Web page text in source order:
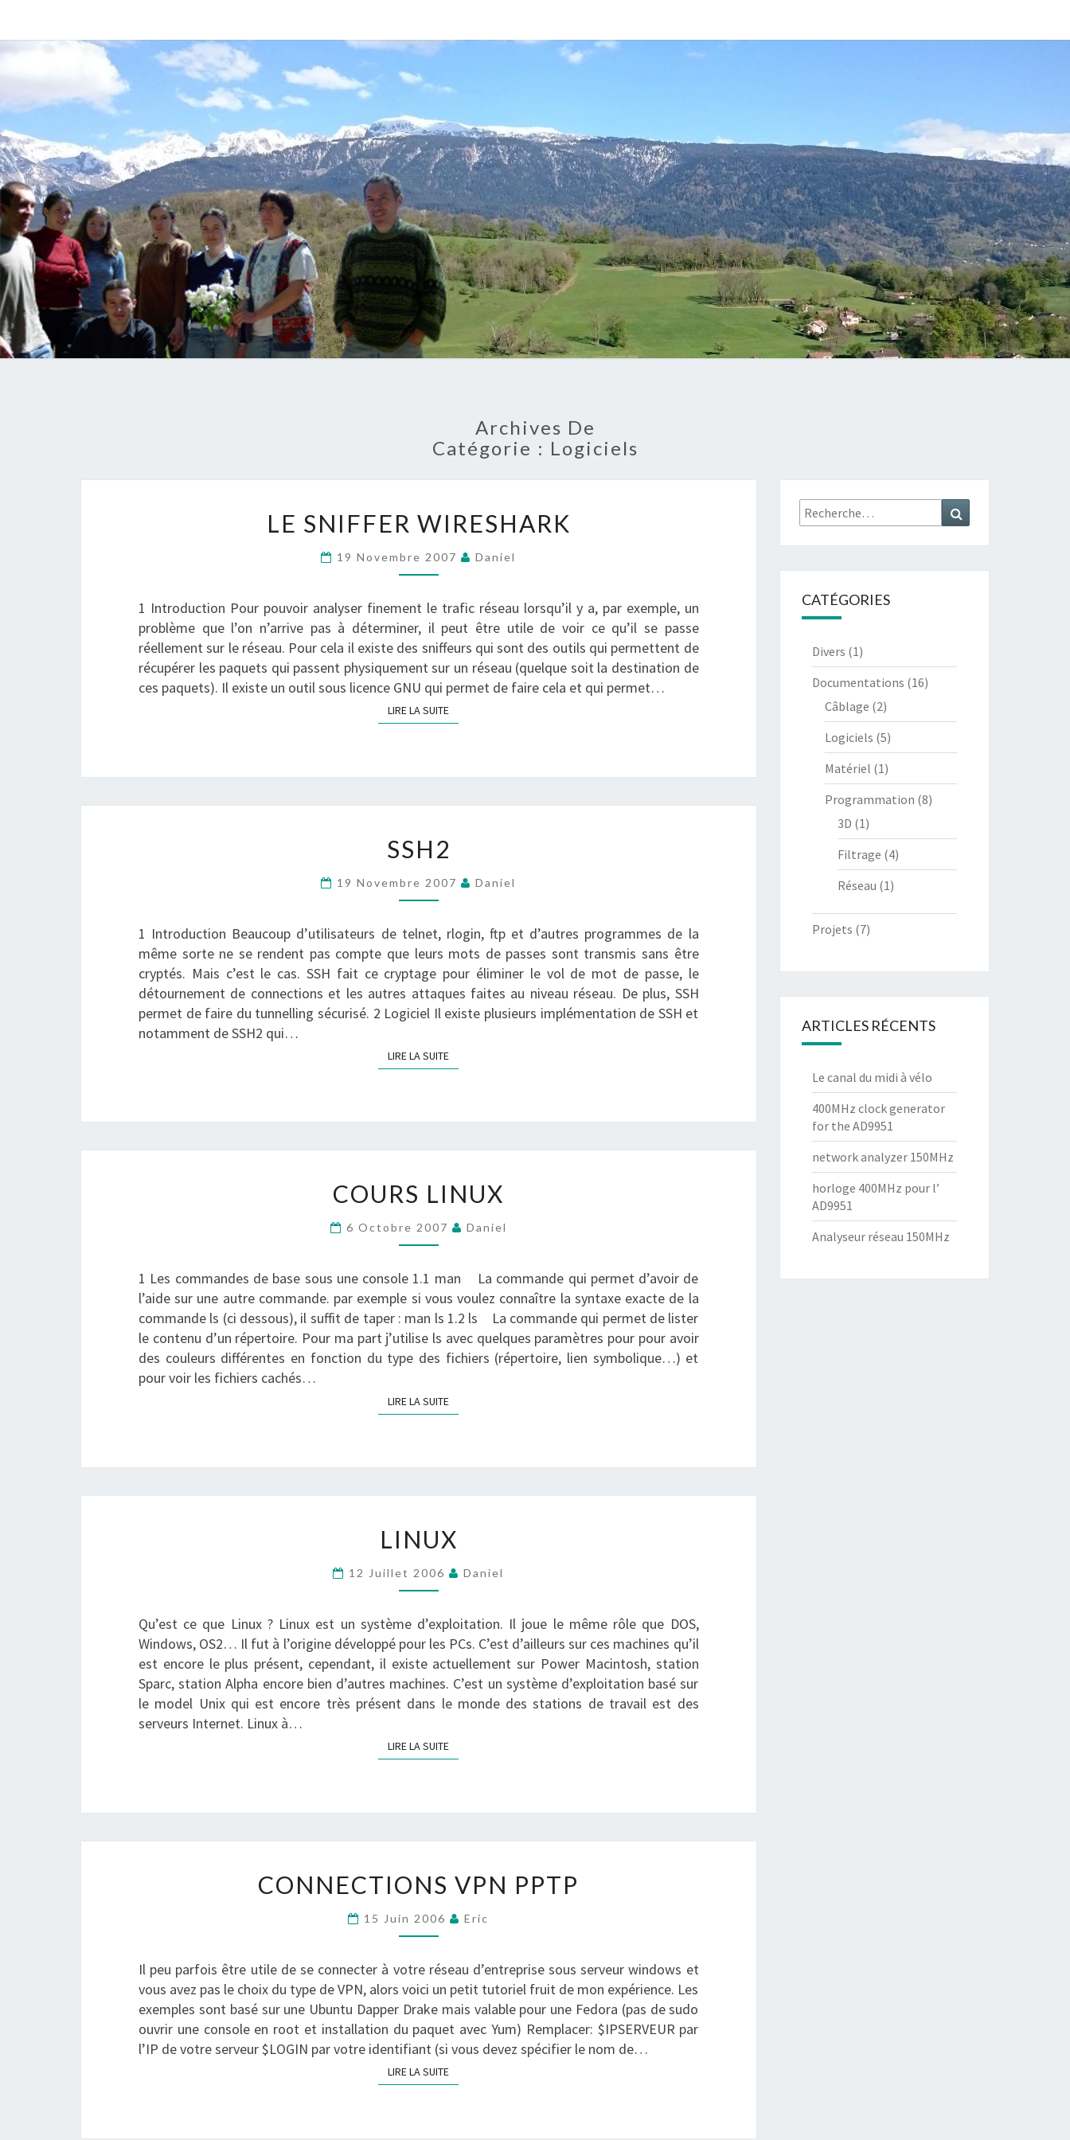
Archives De
Catégorie : Logiciels
SNIFFER
?
LE SNIFFER WIRESHARK
19 Novembre 2007 Daniel
1 Introduction Pour pouvoir analyser finement le trafic réseau lorsqu’il y a, par exemple, un
problème que l’on n’arrive pas à déterminer, il peut être utile de voir ce qu’il se passe
réellement sur le réseau. Pour cela il existe des sniffeurs qui sont des outils qui permettent de
récupérer les paquets qui passent physiquement sur un réseau (quelque soit la destination de
ces paquets). Il existe un outil sous licence GNU qui permet de faire cela et qui permet…
LIRE LA SUITELIRE LA SUITE
?
SSH2
19 Novembre 2007 Daniel
1 Introduction Beaucoup d’utilisateurs de telnet, rlogin, ftp et d’autres programmes de la
même sorte ne se rendent pas compte que leurs mots de passes sont transmis sans être
cryptés. Mais c’est le cas. SSH fait ce cryptage pour éliminer le vol de mot de passe, le
détournement de connections et les autres attaques faites au niveau réseau. De plus, SSH
permet de faire du tunnelling sécurisé. 2 Logiciel Il existe plusieurs implémentation de SSH et
notamment de SSH2 qui…
LIRE LA SUITELIRE LA SUITE
LINUX
>
COURS LINUX
6 Octobre 2007 Daniel
1 Les commandes de base sous une console 1.1 man La commande qui permet d’avoir de
l’aide sur une autre commande. par exemple si vous voulez connaître la syntaxe exacte de la
commande ls (ci dessous), il suffit de taper : man ls 1.2 ls La commande qui permet de lister
le contenu d’un répertoire. Pour ma part j’utilise ls avec quelques paramètres pour pour avoir
des couleurs différentes en fonction du type des fichiers (répertoire, lien symbolique…) et
pour voir les fichiers cachés…
LIRE LA SUITELIRE LA SUITE
?
LINUX
12 Juillet 2006 Daniel
Qu’est ce que Linux ? Linux est un système d’exploitation. Il joue le même rôle que DOS,
Windows, OS2… Il fut à l’origine développé pour les PCs. C’est d’ailleurs sur ces machines qu’il
est encore le plus présent, cependant, il existe actuellement sur Power Macintosh, station
Sparc, station Alpha encore bien d’autres machines. C’est un système d’exploitation basé sur
le model Unix qui est encore très présent dans le monde des stations de travail est des
serveurs Internet. Linux à…
LIRE LA SUITELIRE LA SUITE
VPN
?
CONNECTIONS VPN PPTP
15 Juin 2006 Eric
Il peu parfois être utile de se connecter à votre réseau d’entreprise sous serveur windows et
vous avez pas le choix du type de VPN, alors voici un petit tutoriel fruit de mon expérience. Les
exemples sont basé sur une Ubuntu Dapper Drake mais valable pour une Fedora (pas de sudo
ouvrir une console en root et installation du paquet avec Yum) Remplacer: $IPSERVEUR par
l’IP de votre serveur $LOGIN par votre identifiant (si vous devez spécifier le nom de…
LIRE LA SUITELIRE LA SUITE
Rechercher :
CATÉGORIES
Divers (1)
Documentations (16)
Câblage (2)
Logiciels (5)
Matériel (1)
Programmation (8)
3D (1)
Filtrage (4)
Réseau (1)
Projets (7)
ARTICLES RÉCENTS
Le canal du midi à vélo
400MHz clock generator
for the AD9951
network analyzer 150MHz
horloge 400MHz pour l’
AD9951
Analyseur réseau 150MHz